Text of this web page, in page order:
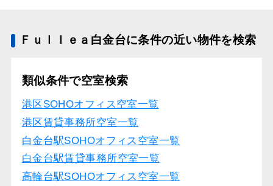
Ｆｕｌｌｅａ白金台に条件の近い物件を検索
類似条件で空室検索
港区SOHOオフィス空室一覧
港区賃貸事務所空室一覧
白金台駅SOHOオフィス空室一覧
白金台駅賃貸事務所空室一覧
高輪台駅SOHOオフィス空室一覧